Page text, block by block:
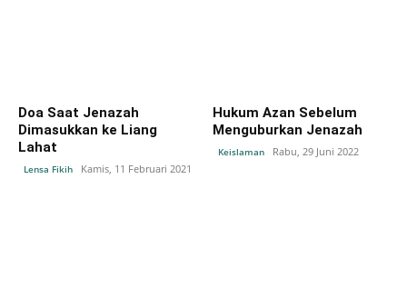
Doa Saat Jenazah
Dimasukkan ke Liang
Lahat
Lensa Fikih Kamis, 11 Februari 2021
Hukum Azan Sebelum
Menguburkan Jenazah
Keislaman Rabu, 29 Juni 2022